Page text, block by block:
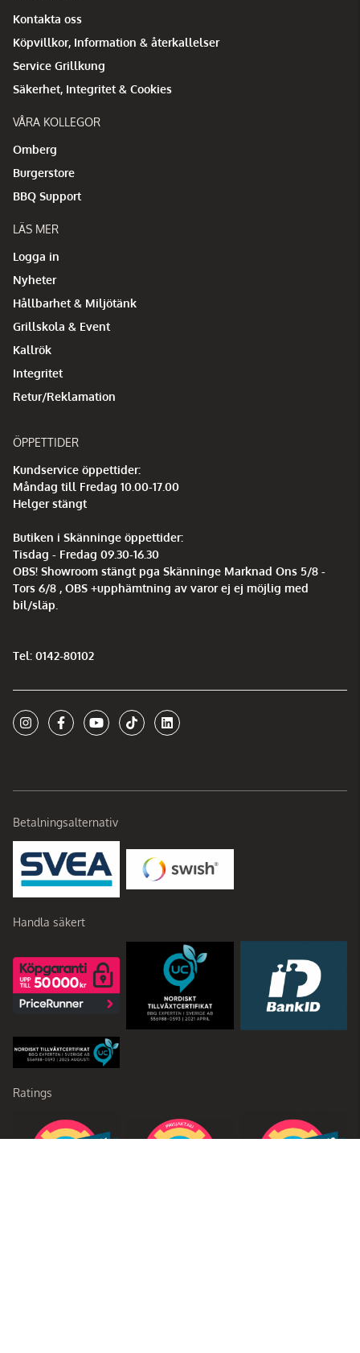
Kontakta oss
Köpvillkor, Information & återkallelser
Service Grillkung
Säkerhet, Integritet & Cookies
VÅRA KOLLEGOR
Omberg
Burgerstore
BBQ Support
LÄS MER
Logga in
Nyheter
Hållbarhet & Miljötänk
Grillskola & Event
Kallrök
Integritet
Retur/Reklamation
ÖPPETTIDER
Kundservice öppettider:
Måndag till Fredag 10.00-17.00
Helger stängt
Butiken i Skänninge öppettider:
Tisdag - Fredag 09.30-16.30
OBS! Showroom stängt pga Skänninge Marknad Ons 5/8 -
Tors 6/8 , OBS +upphämtning av varor ej ej möjlig med
bil/släp.
Tel: 0142-80102
Betalningsalternativ
Handla säkert
Ratings